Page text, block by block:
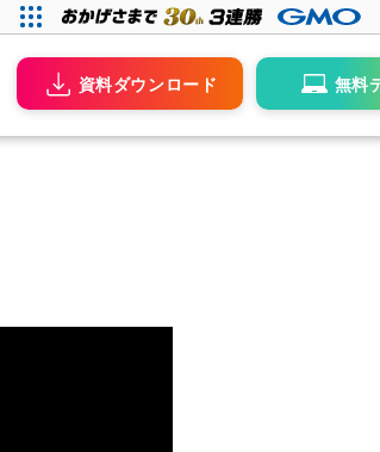
資料ダウンロード 無料